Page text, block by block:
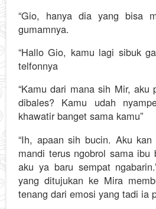
“Gio, hanya dia yang bisa
gumamnya.
“Hallo Gio, kamu lagi sibuk
telfonnya
“Kamu dari mana sih Mir, aku
dibales? Kamu udah
khawatir banget sama kamu”
“Ih, apaan sih bucin. Aku
mandi terus ngobrol sama ibu
aku ya baru sempat
yang ditujukan ke Mira
tenang dari emosi yang tadi ia